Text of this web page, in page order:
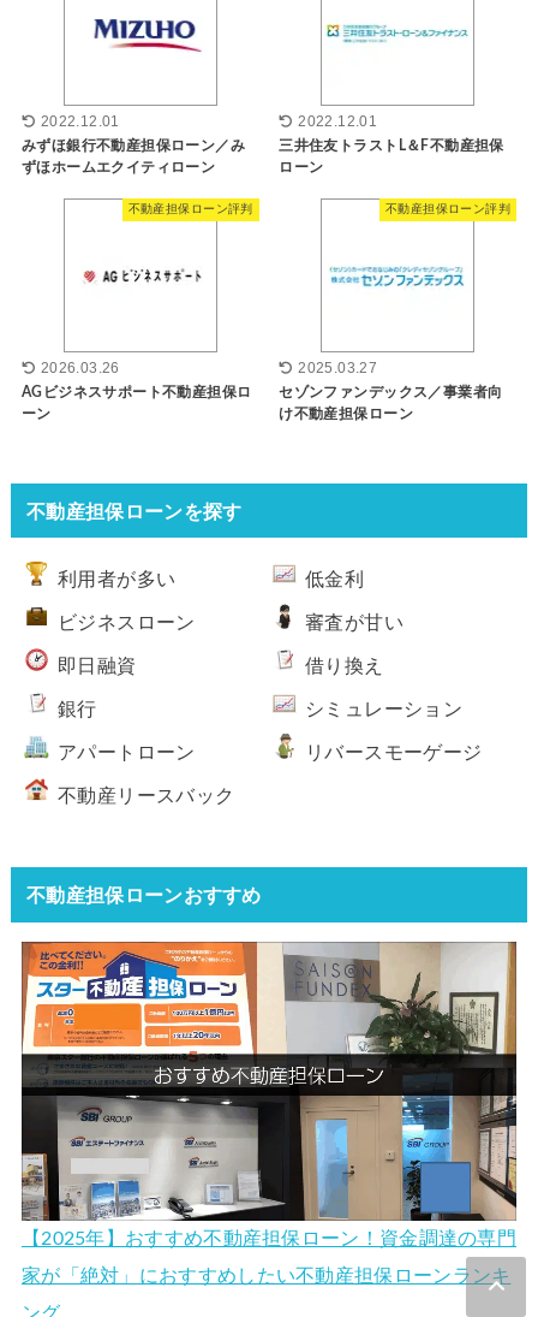
2022.12.01
みずほ銀行不動産担保ローン／み
ずほホームエクイティローン
2022.12.01
三井住友トラストL＆F不動産担保
ローン
不動産担保ローン評判
2026.03.26
AGビジネスサポート不動産担保ロ
ーン
不動産担保ローン評判
2025.03.27
セゾンファンデックス／事業者向
け不動産担保ローン
不動産担保ローンを探す
利用者が多い 低金利
ビジネスローン 審査が甘い
即日融資 借り換え
銀行 シミュレーション
アパートローン リバースモーゲージ
不動産リースバック
不動産担保ローンおすすめ
【2025年】おすすめ不動産担保ローン！資金調達の専門
家が「絶対」におすすめしたい不動産担保ローンランキ